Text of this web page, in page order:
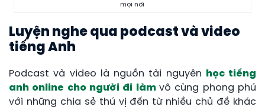
mọi nơi
Luyện nghe qua podcast và video
tiếng Anh
Podcast và video là nguồn tài nguyên
học tiếng
anh online cho người đi làm vô cùng phong phú
với những chia sẻ thú vị đến từ nhiều chủ đề khác